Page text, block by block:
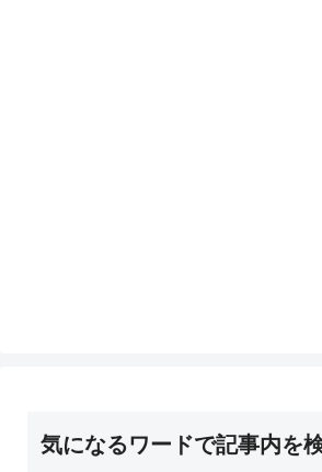
気になるワードで記事内を